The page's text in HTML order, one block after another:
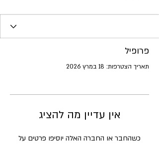
פרופיל
תאריך הצטרפות: 18 במרץ 2026
אין עדיין מה להציג
כשהחבר או החברה האלה יוסיפו פרטים על